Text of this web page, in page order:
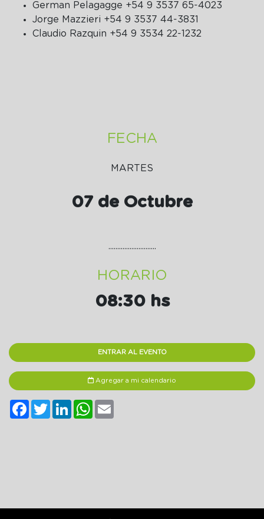
German Pelagagge +54 9 3537 65-4023
Jorge Mazzieri +54 9 3537 44-3831
Claudio Razquin +54 9 3534 22-1232
FECHA
MARTES
07 de Octubre
...........................
HORARIO
08:30 hs
ENTRAR AL EVENTO
Agregar a mi calendario
Facebook
TwitterLinkedInWhatsApp